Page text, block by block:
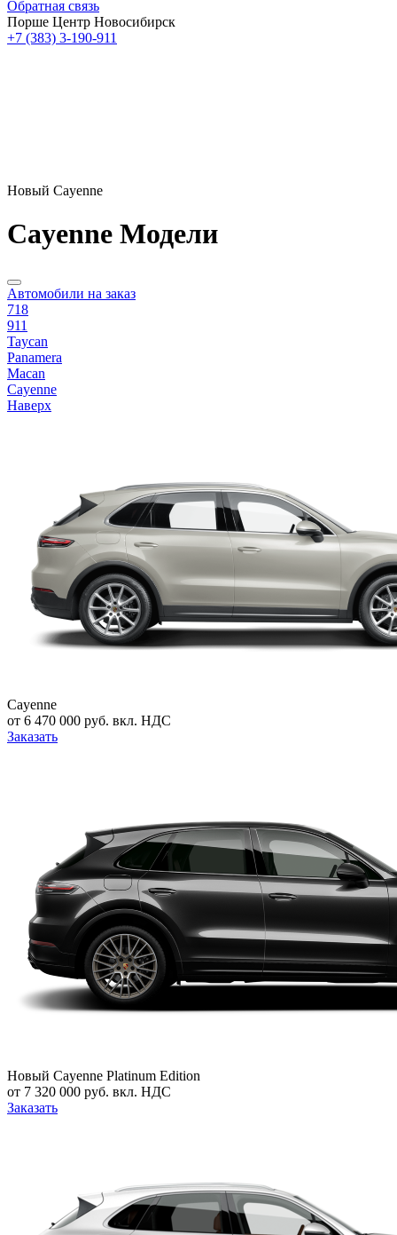
Обратная связь
Порше Центр Новосибирск
+7 (383) 3-190-911
Новый Cayenne
Cayenne Модели
Автомобили на заказ
718
911
Taycan
Panamera
Macan
Cayenne
Наверх
Cayenne
от 6 470 000 руб. вкл. НДС
Заказать
Новый Cayenne Platinum Edition
от 7 320 000 руб. вкл. НДС
Заказать